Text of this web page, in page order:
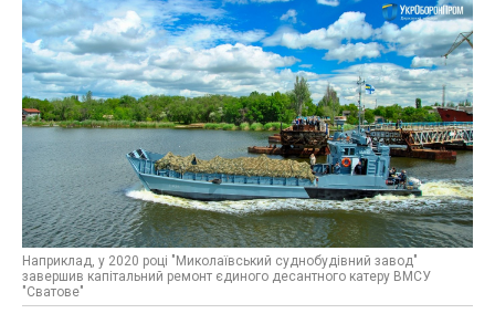
Наприклад, у 2020 році "Миколаївський суднобудівний завод"
завершив капітальний ремонт єдиного десантного катеру ВМСУ
"Сватове"